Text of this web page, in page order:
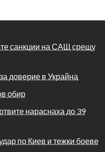
санкции на САЩ срещу
доверие в Украйна
обир
нараснаха до 39
по Киев и тежки боеве